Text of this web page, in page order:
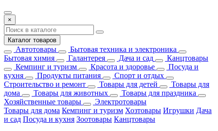
×
Каталог товаров
Автотовары
Бытовая техника и электроника
Бытовая химия
Галантерея Дача и сад
Канцтовары
Кемпинг и туризм
Красота и здоровье
Посуда и
кухня
Продукты питания
Спорт и отдых
Строительство и ремонт
Товары для детей
Товары для
дома
Товары для животных
Товары для праздника
Хозяйственные товары
Электротовары
Товары для дома Кемпинг и туризм Хозтовары Игрушки Дача
и сад Посуда и кухня Зоотовары Канцтовары